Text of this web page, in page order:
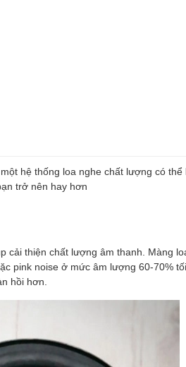
hệ thống loa nghe chất lượng có thể
trở nên hay hơn
cải thiện chất lượng âm thanh. Màng
pink noise ở mức âm lượng 60-70%
hồi hơn.